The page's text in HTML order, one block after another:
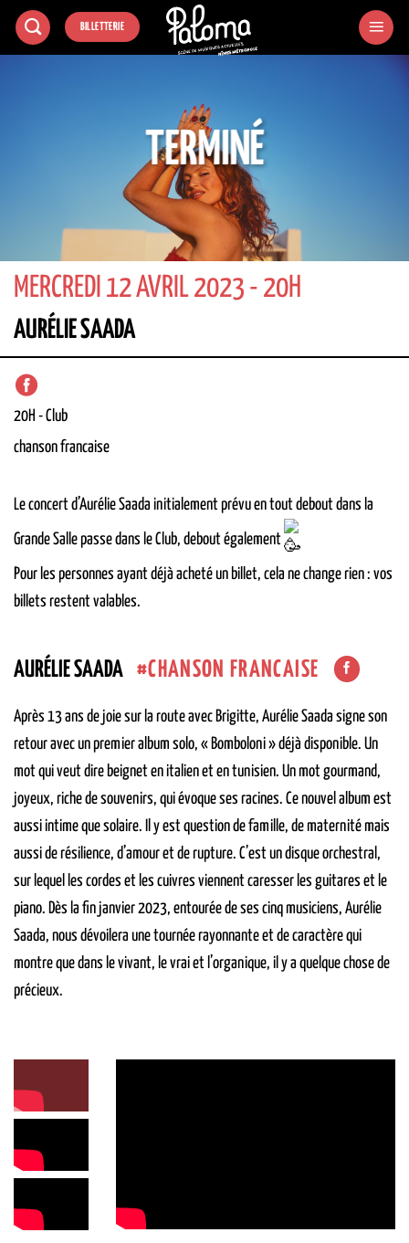
Passer
BILLETTERIE
TERMINÉ
MERCREDI 12 AVRIL 2023 - 20H
AURÉLIE SAADA
20H -Club
chanson francaise
Le concert d’Aurélie Saada initialement prévu en tout debout dans la
Grande Salle passe dans le Club, debout également
Pour les personnes ayant déjà acheté un billet, cela ne change rien : vos
billets restent valables.
AURÉLIE SAADA CHANSON FRANCAISE
Après 13 ans de joie sur la route avec Brigitte, Aurélie Saada signe son
retour avec un premier album solo, « Bomboloni » déjà disponible. Un
mot qui veut dire beignet en italien et en tunisien. Un mot gourmand,
joyeux, riche de souvenirs, qui évoque ses racines. Ce nouvel album est
aussi intime que solaire. Il y est question de famille, de maternité mais
aussi de résilience, d’amour et de rupture. C’est un disque orchestral,
sur lequel les cordes et les cuivres viennent caresser les guitares et le
piano. Dès la fin janvier 2023, entourée de ses cinq musiciens, Aurélie
Saada, nous dévoilera une tournée rayonnante et de caractère qui
montre que dans le vivant, le vrai et l’organique, il y a quelque chose de
précieux.